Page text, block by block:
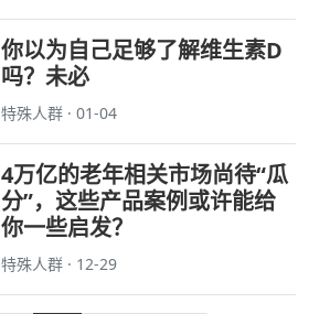
你以为自己足够了解维生素D
吗？未必
特殊人群 · 01-04
4万亿的老年相关市场尚待“瓜
分”，这些产品案例或许能给
你一些启发？
特殊人群 · 12-29